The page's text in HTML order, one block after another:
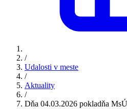
/
Udalosti v meste
/
Aktuality
/
Dňa 04.03.2026 pokladňa